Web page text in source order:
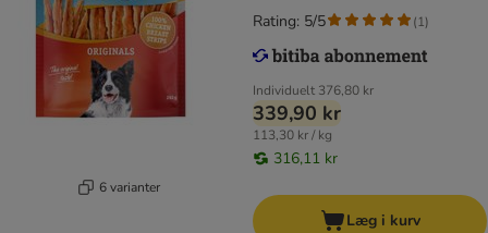
6 varianter
Individuelt 376,80 kr
339,90 kr
113,30 kr / kg
316,11 kr
Rating: 5/5 (1)
Læg i kurv